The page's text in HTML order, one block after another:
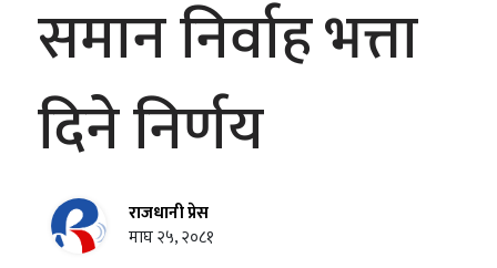
समान निर्वाह भत्ता
दिने निर्णय
राजधानी प्रेस
माघ २५, २०८१